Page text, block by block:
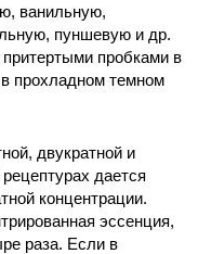
ванильную,
пуншевую и др.
пробками в
прохладном темном
двукратной и
дается
концентрации.
эссенция,
раза. Если в